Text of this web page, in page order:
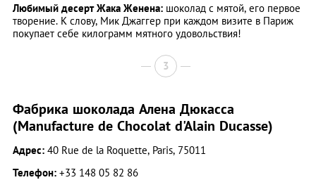
Любимый десерт Жака Женена: шоколад с мятой, его первое
творение. К слову, Мик Джаггер при каждом визите в Париж
покупает себе килограмм мятного удовольствия!
3
Фабрика шоколада Алена Дюкасса
(Manufacture de Сhocolat d'Alain Ducasse)
Адрес: 40 Rue de la Roquette, Paris, 75011
Телефон: +33 148 05 82 86